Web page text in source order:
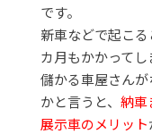
です。
新車などで起こ
カ月もかかってし
儲かる車屋さん
かと言うと、 納車
展示車のメリット